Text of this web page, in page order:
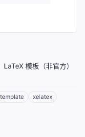
模板（非官方）
template
xelatex